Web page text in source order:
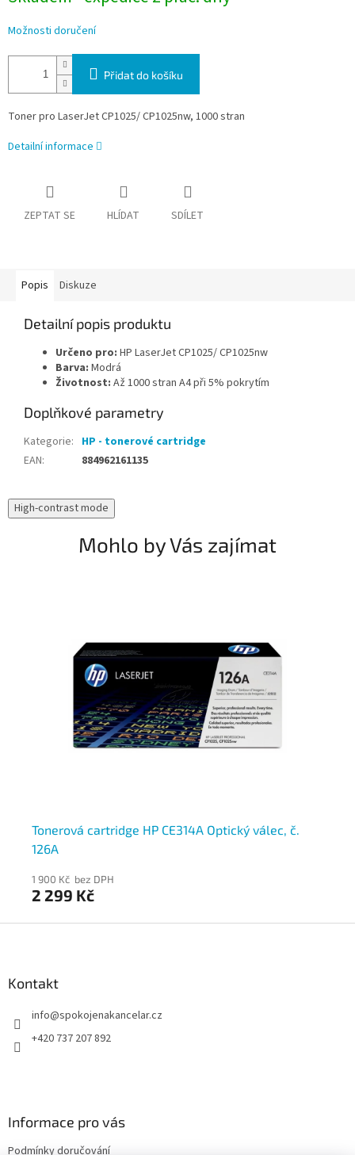
Možnosti doručení
Přidat do košíku
Toner pro LaserJet CP1025/ CP1025nw, 1000 stran
Detailní informace
ZEPTAT SE HLÍDAT SDÍLET
Popis Diskuze
Detailní popis produktu
Určeno pro: HP LaserJet CP1025/ CP1025nw
Barva: Modrá
Životnost: Až 1000 stran A4 při 5% pokrytím
Doplňkové parametry
Kategorie: HP - tonerové cartridge
EAN: 884962161135
High-contrast mode
Mohlo by Vás zajímat
Tonerová cartridge HP CE314A Optický válec, č.
126A
1 900 Kč bez DPH
2 299 Kč
Kontakt
info@spokojenakancelar.cz
+420 737 207 892
Informace pro vás
Podmínky doručování